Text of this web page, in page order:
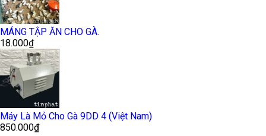
MÁNG TẬP ĂN CHO GÀ.
18.000₫
Máy Là Mỏ Cho Gà 9DD 4 (Việt Nam)
850.000₫